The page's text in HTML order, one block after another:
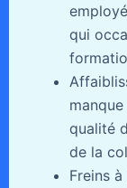
qui
qualité
de la
Freins